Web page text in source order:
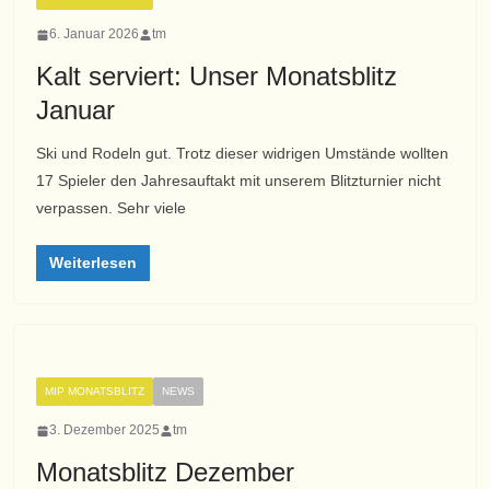
6. Januar 2026 tm
Kalt serviert: Unser Monatsblitz
Januar
Ski und Rodeln gut. Trotz dieser widrigen Umstände wollten
17 Spieler den Jahresauftakt mit unserem Blitzturnier nicht
verpassen. Sehr viele
Weiterlesen
MIP MONATSBLITZ NEWS
3. Dezember 2025 tm
Monatsblitz Dezember